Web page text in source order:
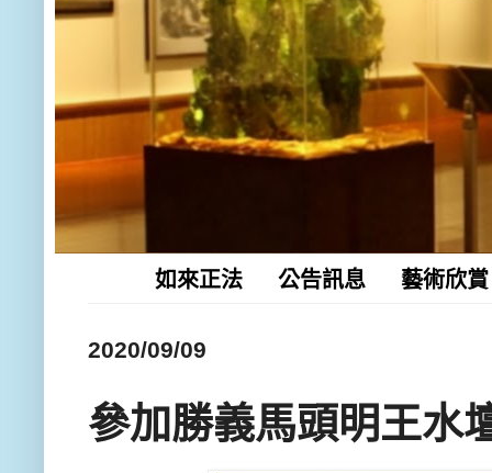
如來正法 公告訊息 藝術欣賞
2020/09/09
參加勝義馬頭明王水